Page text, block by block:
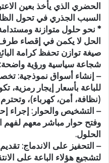
الحضري الذي يأخذ بعين
السبب الجذري في تحول
* نحو حلول متوازنة
الحل لا يكمن في إقصاء طرف
صيغة توازن تحفظ كرامة
شجاعة سياسية ورؤية واضحة:
– إنشاء أسواق نموذجية:
للباعة بأسعار إيجار رمزية،
(نظافة، أمن، كهرباء)،
– التشخيص والحوار: إجراء
وفتح حوار مباشر معهم لفهم
الحلول.
– التحفيز على الاندماج:
لتشجيع هؤلاء الباعة على